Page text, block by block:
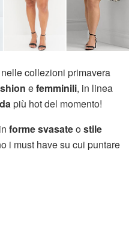
collezioni primavera
efemminili, in linea
più hot del momento!
forme svasateostile
i must have su cui puntare